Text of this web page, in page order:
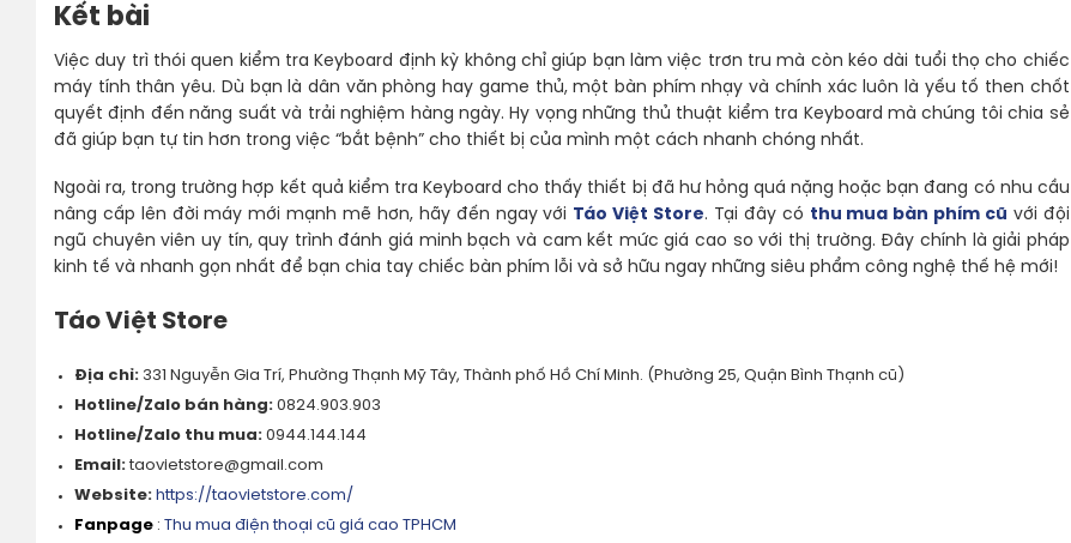
Kết bài
Việc duy trì thói quen kiểm tra Keyboard định kỳ không chỉ giúp bạn làm việc trơn tru mà còn kéo dài tuổi thọ cho chiếc
máy tính thân yêu. Dù bạn là dân văn phòng hay game thủ, một bàn phím nhạy và chính xác luôn là yếu tố then chốt
quyết định đến năng suất và trải nghiệm hàng ngày. Hy vọng những thủ thuật kiểm tra Keyboard mà chúng tôi chia sẻ
đã giúp bạn tự tin hơn trong việc “bắt bệnh” cho thiết bị của mình một cách nhanh chóng nhất.
Ngoài ra, trong trường hợp kết quả kiểm tra Keyboard cho thấy thiết bị đã hư hỏng quá nặng hoặc bạn đang có nhu cầu
nâng cấp lên đời máy mới mạnh mẽ hơn, hãy đến ngay với Táo Việt Store. Tại đây có thu mua bàn phím cũ với đội
ngũ chuyên viên uy tín, quy trình đánh giá minh bạch và cam kết mức giá cao so với thị trường. Đây chính là giải pháp
kinh tế và nhanh gọn nhất để bạn chia tay chiếc bàn phím lỗi và sở hữu ngay những siêu phẩm công nghệ thế hệ mới!
Táo Việt Store
Địa chỉ:331 Nguyễn Gia Trí, Phường Thạnh Mỹ Tây, Thành phố Hồ Chí Minh. (Phường 25, Quận Bình Thạnh cũ)
Hotline/Zalo bán hàng:0824.903.903
Hotline/Zalo thu mua:0944.144.144
Email:taovietstore@gmail.com
Website: https://taovietstore.com/
Fanpage : Thu mua điện thoại cũ giá cao TPHCM